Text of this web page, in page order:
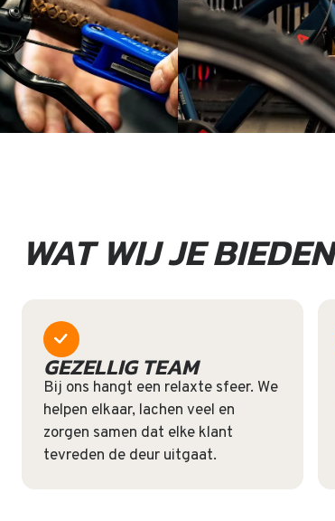
WAT WIJ JE BIEDEN
GEZELLIG TEAM
Bij ons hangt een relaxte sfeer. We
helpen elkaar, lachen veel en
zorgen samen dat elke klant
tevreden de deur uitgaat.